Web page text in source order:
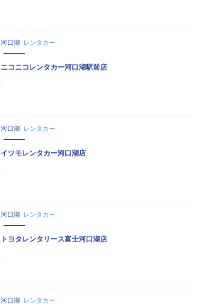
河口湖 レンタカー
ニコニコレンタカー河口湖駅前店
-
河口湖 レンタカー
イツモレンタカー河口湖店
-
河口湖 レンタカー
トヨタレンタリース富士河口湖店
-
河口湖 レンタカー